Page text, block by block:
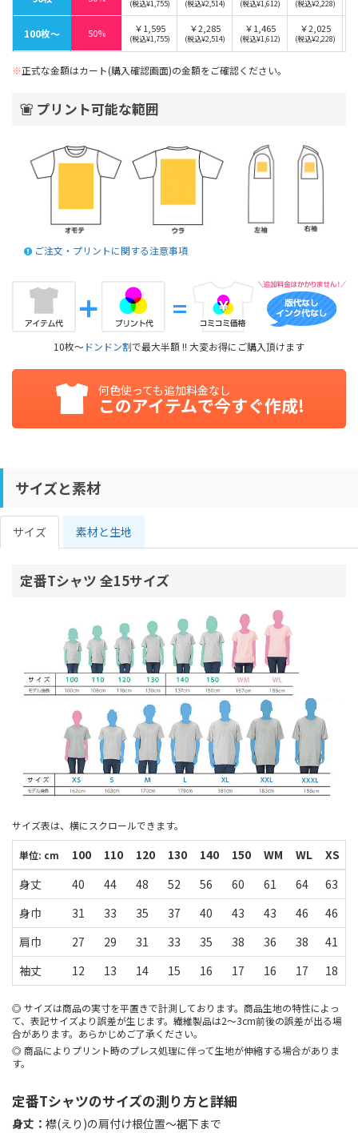
(税込¥1,755) (税込¥2,514) (税込¥1,612) (税込¥2,228)
100枚〜 50% ￥1,595
(税込¥1,755)
￥2,285
(税込¥2,514)
￥1,465
(税込¥1,612)
￥2,025
(税込¥2,228)
※正式な金額はカート(購入確認画面)の金額をご確認ください。
プリント可能な範囲
ご注文・プリントに関する注意事項
10枚～ドンドン割で最大半額 !! 大変お得にご購入頂けます
何色使っても追加料金なし
このアイテムで今すぐ作成!
サイズと素材
サイズ 素材と生地
定番Tシャツ 全15サイズ
サイズ表は、横にスクロールできます。
単位: cm 100 110 120 130 140 150 WM WL XS
身丈
40 44 48 52 56 60 61 64 63
身巾
31 33 35 37 40 43 43 46 46
肩巾
27 29 31 33 35 38 36 38 41
袖丈
12 13 14 15 16 17 16 17 18
サイズは商品の実寸を平置きで計測しております。商品生地の特性によっ
て、表記サイズより誤差が生じます。繊維製品は2～3cm前後の誤差が出る場
合があります。あらかじめご了承ください。
商品によりプリント時のプレス処理に伴って生地が伸縮する場合がありま
す。
定番Tシャツのサイズの測り方と詳細
身丈： 襟(えり)の肩付け根位置〜裾下まで